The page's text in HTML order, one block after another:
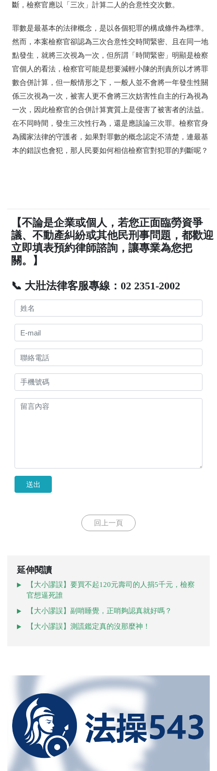
斷，檢察官應以「三次」計算二人的合意性交次數。
罪數是最基本的法律概念，是以各個犯罪的構成條件為標準。
然而，本案檢察官卻認為三次合意性交時間緊密、且在同一地
點發生，就將三次視為一次，但所謂「時間緊密」明顯是檢察
官個人的看法，檢察官可能是想要減輕小陳的刑責所以才將罪
數合併計算，但一般情形之下，一般人並不會將一年發生性關
係三次視為一次，被害人更不會將三次妨害性自主的行為視為
一次，因此檢察官的合併計算實質上是侵害了被害者的法益。
在不同時間，發生三次性行為，還是應該論三次罪。檢察官身
為國家法律的守護者，如果對罪數的概念認定不清楚，連最基
本的錯誤也會犯，那人民要如何相信檢察官對犯罪的判斷呢？
【不論是企業或個人，若您正面臨勞資爭
議、不動產糾紛或其他民刑事問題，都歡迎
立即填表預約律師諮詢，讓專業為您把
關。】
📞 大壯法律客服專線：02 2351-2002
送出
回上一頁
延伸閱讀
【大小謬誤】要買不起120元壽司的人捐5千元，檢察
官想逼死誰
【大小謬誤】副哨睡覺，正哨夠認真就好嗎？
【大小謬誤】測謊鑑定真的沒那麼神！